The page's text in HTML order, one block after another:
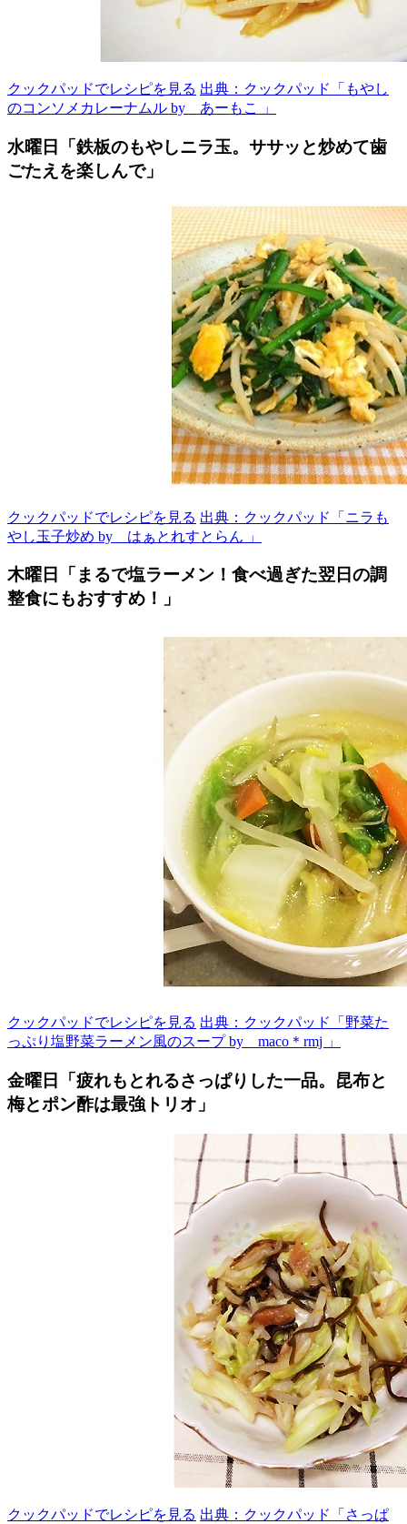
クックパッドでレシピを見る 出典：クックパッド「もやし
のコンソメカレーナムル by あーもこ 」
水曜日「鉄板のもやしニラ玉。ササッと炒めて歯
ごたえを楽しんで」
クックパッドでレシピを見る 出典：クックパッド「ニラも
やし玉子炒め by はぁとれすとらん 」
木曜日「まるで塩ラーメン！食べ過ぎた翌日の調
整食にもおすすめ！」
クックパッドでレシピを見る 出典：クックパッド「野菜た
っぷり塩野菜ラーメン風のスープ by maco＊rmj 」
金曜日「疲れもとれるさっぱりした一品。昆布と
梅とポン酢は最強トリオ」
クックパッドでレシピを見る 出典：クックパッド「さっぱ